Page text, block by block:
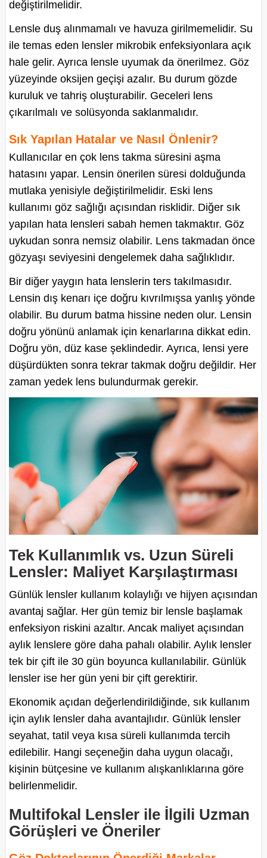
değiştirilmelidir.
Lensle duş alınmamalı ve havuza girilmemelidir. Su
ile temas eden lensler mikrobik enfeksiyonlara açık
hale gelir. Ayrıca lensle uyumak da önerilmez. Göz
yüzeyinde oksijen geçişi azalır. Bu durum gözde
kuruluk ve tahriş oluşturabilir. Geceleri lens
çıkarılmalı ve solüsyonda saklanmalıdır.
Sık Yapılan Hatalar ve Nasıl Önlenir?
Kullanıcılar en çok lens takma süresini aşma
hatasını yapar. Lensin önerilen süresi dolduğunda
mutlaka yenisiyle değiştirilmelidir. Eski lens
kullanımı göz sağlığı açısından risklidir. Diğer sık
yapılan hata lensleri sabah hemen takmaktır. Göz
uykudan sonra nemsiz olabilir. Lens takmadan önce
gözyaşı seviyesini dengelemek daha sağlıklıdır.
Bir diğer yaygın hata lenslerin ters takılmasıdır.
Lensin dış kenarı içe doğru kıvrılmışsa yanlış yönde
olabilir. Bu durum batma hissine neden olur. Lensin
doğru yönünü anlamak için kenarlarına dikkat edin.
Doğru yön, düz kase şeklindedir. Ayrıca, lensi yere
düşürdükten sonra tekrar takmak doğru değildir. Her
zaman yedek lens bulundurmak gerekir.
Tek Kullanımlık vs. Uzun Süreli
Lensler: Maliyet Karşılaştırması
Günlük lensler kullanım kolaylığı ve hijyen açısından
avantaj sağlar. Her gün temiz bir lensle başlamak
enfeksiyon riskini azaltır. Ancak maliyet açısından
aylık lenslere göre daha pahalı olabilir. Aylık lensler
tek bir çift ile 30 gün boyunca kullanılabilir. Günlük
lensler ise her gün yeni bir çift gerektirir.
Ekonomik açıdan değerlendirildiğinde, sık kullanım
için aylık lensler daha avantajlıdır. Günlük lensler
seyahat, tatil veya kısa süreli kullanımda tercih
edilebilir. Hangi seçeneğin daha uygun olacağı,
kişinin bütçesine ve kullanım alışkanlıklarına göre
belirlenmelidir.
Multifokal Lensler ile İlgili Uzman
Görüşleri ve Öneriler